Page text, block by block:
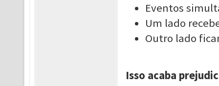
Eventos
Um lado
Outro lado
Isso acaba